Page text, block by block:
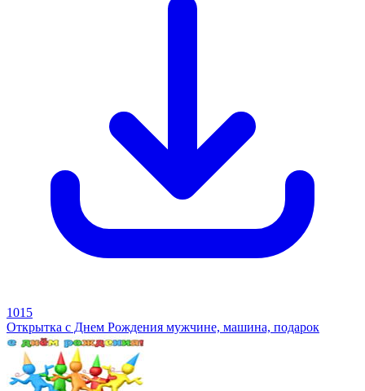
1015
Открытка с Днем Рождения мужчине, машина, подарок